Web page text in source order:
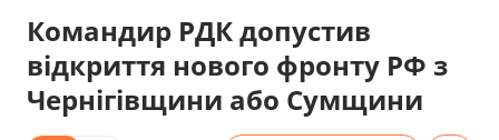
Командир РДК допустив
відкриття нового фронту РФ з
Чернігівщини або Сумщини